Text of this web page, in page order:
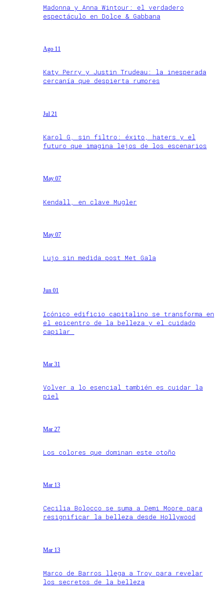
Madonna y Anna Wintour: el verdadero
espectáculo en Dolce & Gabbana
Ago 11
Katy Perry y Justin Trudeau: la inesperada
cercanía que despierta rumores
Jul 21
Karol G, sin filtro: éxito, haters y el
futuro que imagina lejos de los escenarios
May 07
Kendall, en clave Mugler
May 07
Lujo sin medida post Met Gala
Jun 01
Icónico edificio capitalino se transforma en
el epicentro de la belleza y el cuidado
capilar
Mar 31
Volver a lo esencial también es cuidar la
piel
Mar 27
Los colores que dominan este otoño
Mar 13
Cecilia Bolocco se suma a Demi Moore para
resignificar la belleza desde Hollywood
Mar 13
Marco de Barros llega a Troy para revelar
los secretos de la belleza